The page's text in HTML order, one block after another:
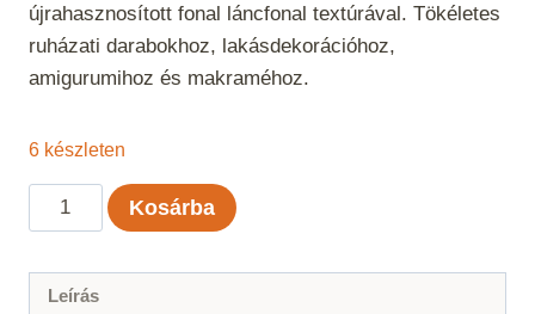
újrahasznosított fonal láncfonal textúrával. Tökéletes
ruházati darabokhoz, lakásdekorációhoz,
amigurumihoz és makraméhoz.
6 készleten
ReTwisst
Chainy
Kosárba
Leírás